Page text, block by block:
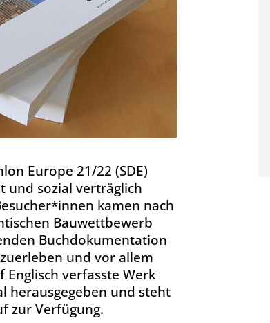
Europe 21/22 (SDE)
und sozial verträglich
kamen nach
Bauwettbewerb
Buchdokumentation
und vor allem
Englisch verfasste Werk
herausgegeben und steht
zur Verfügung.